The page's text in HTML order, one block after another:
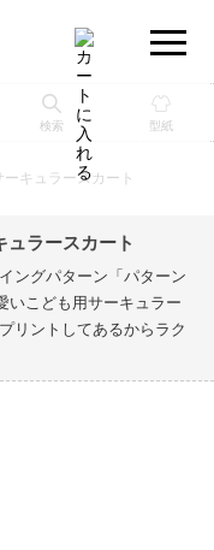
検索 型紙
ーキュラースカート
ラースカート
ングパターン「パターン
いこども用サーキュラー
リントしてあるからラク